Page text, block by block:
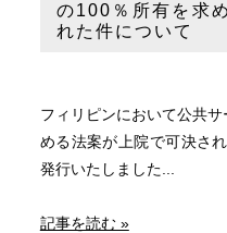
の100％所有を求
れた件について
フィリピンにおいて公共
める法案が上院で可決さ
発行いたしました...
記事を読む »